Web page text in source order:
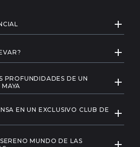
ADICIONAL
y Tour a Cenote es de
un precio especial para
años.
que deseen participar
de nadar.
la participación en este
PROFUNDIDADES DE UN
sus maravillas ocultas y
formaciones rocosas. Nuestros
a través del laberinto de este
EN UN EXCLUSIVO CLUB DE
en Playa del Carmen,
MUNDO DE LAS